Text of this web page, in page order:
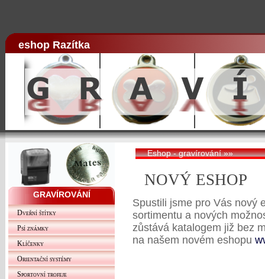
eshop Razítka
GRAVÍROVÁNÍ
Dveřní štítky
Psí známky
Klíčenky
Orientační systémy
Sportovní trofeje
Eshop - gravírování»»
NOVÝ ESHOP
Spustili jsme pro Vás nový
sortimentu a nových
zůstává katalogem již bez
na našem novém eshopu